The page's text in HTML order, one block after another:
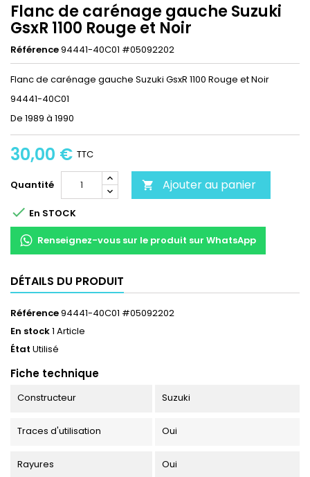
Flanc de carénage gauche Suzuki
GsxR 1100 Rouge et Noir
Référence94441-40C01 #05092202
Flanc de carénage gauche Suzuki GsxR 1100 Rouge et Noir
94441-40C01
De 1989 à 1990
30,00 € TTC
Quantité  Ajouter au panier
 En STOCK
Renseignez-vous sur le produit sur WhatsApp
DÉTAILS DU PRODUIT
Référence94441-40C01 #05092202
En stock1 Article
État Utilisé
Fiche technique
Constructeur Suzuki
Traces d'utilisation Oui
Rayures Oui